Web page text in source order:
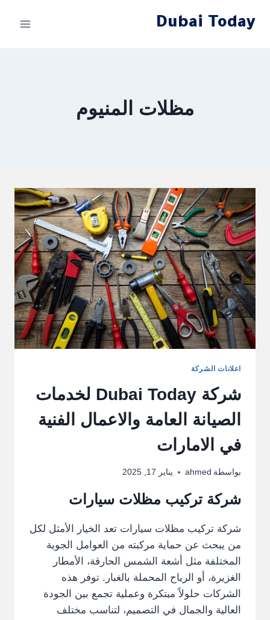
Dubai Today
مظلات المنيوم
اعلانات الشركة
شركة Dubai Today لخدمات
الصيانة العامة والاعمال الفنية
في الامارات
بواسطة ahmed يناير 17, 2025
شركة تركيب مظلات سيارات
شركة تركيب مظلات سيارات تعد الخيار الأمثل لكل
من يبحث عن حماية مركبته من العوامل الجوية
المختلفة مثل أشعة الشمس الحارقة، الأمطار
الغزيرة، أو الرياح المحملة بالغبار. توفر هذه
الشركات حلولاً مبتكرة وعملية تجمع بين الجودة
العالية والجمال في التصميم، لتناسب مختلف